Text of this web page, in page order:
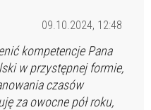
09.10.2024, 12:48
kompetencje Pana
w przystępnej formie,
czasów
za owocne pół roku,